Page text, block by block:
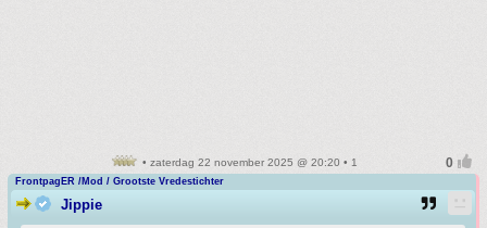
• zaterdag 22 november 2025 @ 20:20 • 1
FrontpagER /Mod / Grootste Vredestichter
Jippie